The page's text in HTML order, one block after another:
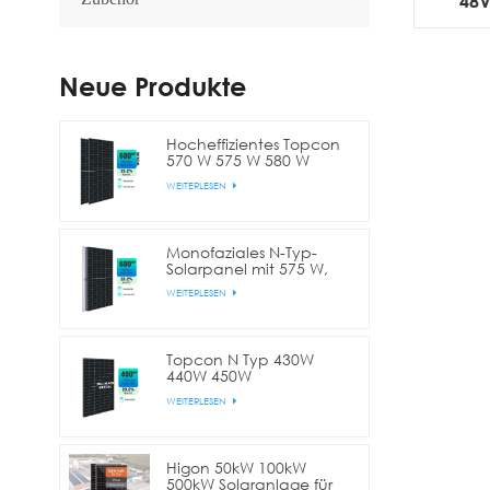
Neue Produkte
Hocheffizientes Topcon
570 W 575 W 580 W
Halbzellen-Solarmodul
WEITERLESEN
Monofaziales N-Typ-
Solarpanel mit 575 W,
580 W, 590 W, 600 W
und 144 Zellen
WEITERLESEN
Topcon N Typ 430W
440W 450W
Halbzellen-Solarpanel
WEITERLESEN
Higon 50kW 100kW
500kW Solaranlage für